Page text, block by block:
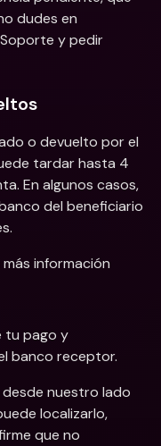
dudes en
y pedir
o devuelto por el
tardar hasta 4
En algunos casos,
del beneficiario
información
tu pago y
banco receptor.
nuestro lado
localizarlo,
que no